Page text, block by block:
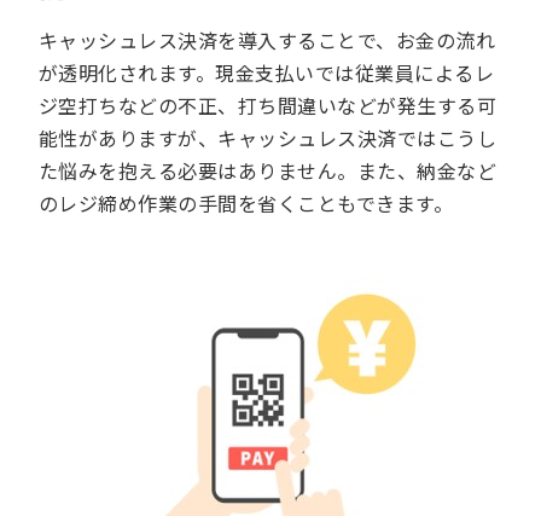
キャッシュレス決済を導入することで、お金の流れ
が透明化されます。現金支払いでは従業員によるレ
ジ空打ちなどの不正、打ち間違いなどが発生する可
能性がありますが、キャッシュレス決済ではこうし
た悩みを抱える必要はありません。また、納金など
のレジ締め作業の手間を省くこともできます。